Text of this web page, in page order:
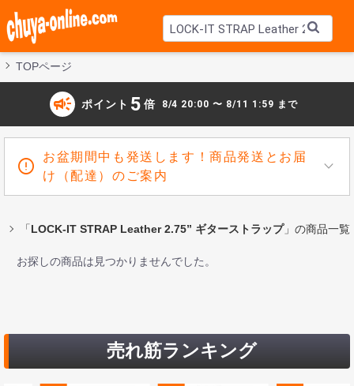
TOPページ
campaign ポイント 5 倍 8/4 20:00 〜 8/11 1:59 まで
お盆期間中も発送します！商品発送とお届
け（配達）のご案内
「LOCK-IT STRAP Leather 2.75” ギターストラップ」の商品一覧
お探しの商品は見つかりませんでした。
売れ筋ランキング